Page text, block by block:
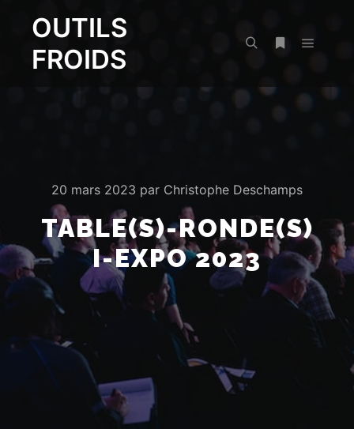
OUTILS
FROIDS
20 mars 2023 par Christophe Deschamps
TABLE(S)-RONDE(S)
I-EXPO 2023